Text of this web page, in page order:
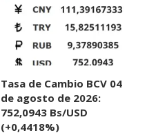
Tasa de Cambio BCV 04
de agosto de 2026:
752,0943 Bs/USD
(+0,4418%)